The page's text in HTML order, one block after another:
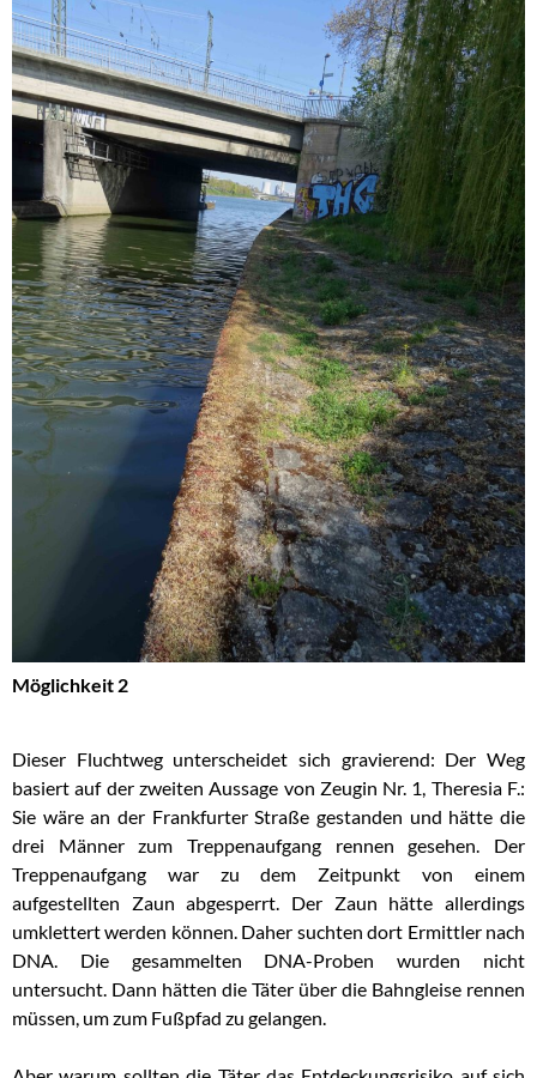
Möglichkeit 2
Dieser Fluchtweg unterscheidet sich gravierend: Der Weg
basiert auf der zweiten Aussage von Zeugin Nr. 1, Theresia F.:
Sie wäre an der Frankfurter Straße gestanden und hätte die
drei Männer zum Treppenaufgang rennen gesehen. Der
Treppenaufgang war zu dem Zeitpunkt von einem
aufgestellten Zaun abgesperrt. Der Zaun hätte allerdings
umklettert werden können. Daher suchten dort Ermittler nach
DNA. Die gesammelten DNA-Proben wurden nicht
untersucht. Dann hätten die Täter über die Bahngleise rennen
müssen, um zum Fußpfad zu gelangen.